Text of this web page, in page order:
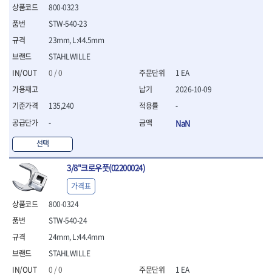
- 고무망치
- 핀펀치
- 평치즐
- 핀펀치세트
- 펀치
- 용접용품
- 빠루
원예.사무용품
- 전지가위
- 정글칼
- 전정톱
- 목공톱
- 고지톱
- 다목적가위
- 안전커터칼
800-0323
STAHLWILLE
0 / 0
135,240
-
선택
STW-540-23
23mm, L:44.5mm
1 EA
2026-10-09
-
NaN
3/8"크로우풋(02200024)
800-0324
STAHLWILLE
0 / 0
STW-540-24
24mm, L:44.4mm
가격표
1 EA